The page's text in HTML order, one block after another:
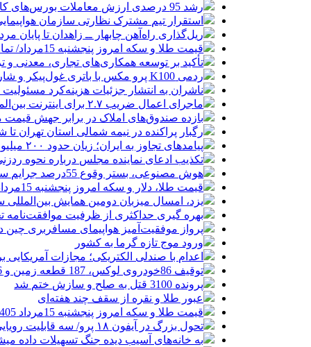
رشد 95 درصدی ارزش معاملات بورس‌های کالایی
استقرار تیم مشترک نظارتی سازمان
ریل‌گذاری راه‌آهن چابهار ــ زاهدان تا پایان
قیمت طلا و سکه امروز پنجشنبه 15مرداد/ تمام قیمت ها بر مدار افزایش + جدول
تأکید بر توسعه همکاری‌های تجاری، معدنی و
ردمی K100 پرو مکس با باتری غول‌پیکر و شارژ بی‌سیم روانه بازار می‌شود
ناشران به انتشار جزئیات هزینه‌کرد
ماجرای اعمال ضریب ۲.۷ برای اینترنت بین‌الملل چیست؟
بازده صندوق‌های املاک در برابر جهش
رگبار پراکنده در نیمه شمالی استان تهران تا
پیامدهای تجاوز به ایران؛ زیان حدود ۲۰۰ میلیون یورویی شرکت هواپیمایی مجارستان
تکذیب ادعای نماینده مجلس درباره نحوه
هوش مصنوعی، بستر وقوع 55درصد جرایم سایبری آفریقاست
قیمت طلا، دلار و سکه امروز پنجشنبه 15مرداد/ افزایش قیمت ها + جدول
یزد، امسال میزبان دومین همایش بین‌المللی
بهره گیری حداکثری از ظرفیت موافقت‌نامه
پرواز موفقیت‌آمیز هواپیمای مسافربری چین
ورود موج تازه گرما به کشور
اعدام با صندلی الکتریکی؛ مجازات
توقیف 86خودروی لوکس، 187 قطعه زمین و 86 آپارتمان تراستی‌ها
پرونده 3100 قتل به صلح و سازش ختم شد
عبور طلا و نقره از سقف چند هفته‌ای
قیمت طلا و سکه امروز پنجشنبه 15مرداد 1405/ افزایش همه قیمت ها + جدول
تحول بزرگ در آیفون ۱۸ پرو/ سه قابلیت رویایی که بالاخره به حقیقت می‌پیوندند
به خانه‌های آسیب دیده جنگ تسهیلات داده